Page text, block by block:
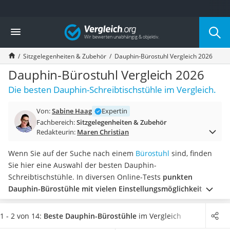
Die beliebtesten Vergleiche nach Kategorie
Wohnen
Matratzen-Topper
Matratzen
Konferenzlautsprecher
Tageslichtlampe
Badlüfter
Bürohocker
Außenleuchte mit Kamera
Akku-Tischlampe
Konferenzmikrofon
Klappmatratze
Duschkopf mit Kalkfilter
Aktenvernichter Sicherheitsstufe 4
Bettgitter
Vergleich
Sitzgelegenheiten & Zubehör Dauphin-Bürostuhl Vergleich 2026
Dauphin-Bürostuhl Vergleich 2026
Die besten Dauphin-Schreibtischstühle im Vergleich.
Von:Sabine Haag
Expertin
Fachbereich:Sitzgelegenheiten & Zubehör
Redakteurin: Maren Christian
Wenn Sie auf der Suche nach einem Bürostuhl sind, finden
Sie hier eine Auswahl der besten Dauphin-
Schreibtischstühle. In diversen Online-Tests punkten
Dauphin-Bürostühle mit vielen Einstellungsmöglichkeiten,
um den Stuhl optimal auf Ihre Bedürfnisse anpassen zu
können. Achten Sie zudem auf atmungsaktive Materialien,
1 - 2 von 14: Beste Dauphin-Bürostühle im Vergleich